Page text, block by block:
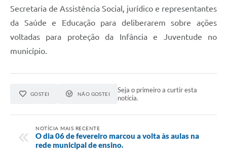
Secretaria de Assistência Social, jurídico e representantes
da Saúde e Educação para deliberarem sobre ações
voltadas para proteção da Infância e Juventude no
município.
GOSTEI NÃO GOSTEI
Seja o primeiro a curtir esta
notícia.
NOTÍCIA MAIS RECENTE
O dia 06 de fevereiro marcou a volta às aulas na
rede municipal de ensino.